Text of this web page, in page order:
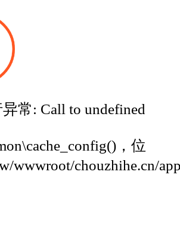
常: Call to undefined
，位
wwwroot/chouzhihe.cn/